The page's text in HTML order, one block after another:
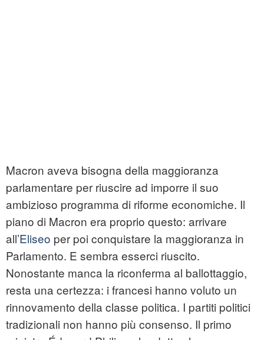
Macron aveva bisogna della maggioranza
parlamentare per riuscire ad imporre il suo
ambizioso programma di riforme economiche. Il
piano di Macron era proprio questo: arrivare
all’Eliseo per poi conquistare la maggioranza in
Parlamento. E sembra esserci riuscito.
Nonostante manca la riconferma al ballottaggio,
resta una certezza: i francesi hanno voluto un
rinnovamento della classe politica. I partiti politici
tradizionali non hanno più consenso. Il primo